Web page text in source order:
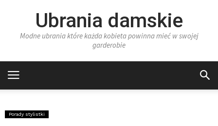
Ubrania damskie
Modne ubrania które każda kobieta powinna mieć w swojej
garderobie
Porady stylistki